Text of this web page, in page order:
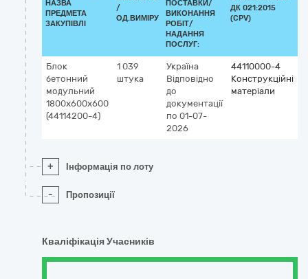
НАЗВА
ПРЕДМЕТА
ЗАКУПІВЛІ
/
ОД.ВИМІРУ
ПОСТАВКИ/
ВИКОНАННЯ
РОБІТ/
НАДАННЯ
ПОСЛУГ:
ДК 021:2015
(CPV)
Блок
бетонний
модульний
1800х600х600
(44114200-4)
1 039
штука
Україна
Відповідно
до
документації
по 01-07-
2026
44110000-4
Конструкційні
матеріали
+ Інформація по лоту
- Пропозиції
Кваліфікація Учасників